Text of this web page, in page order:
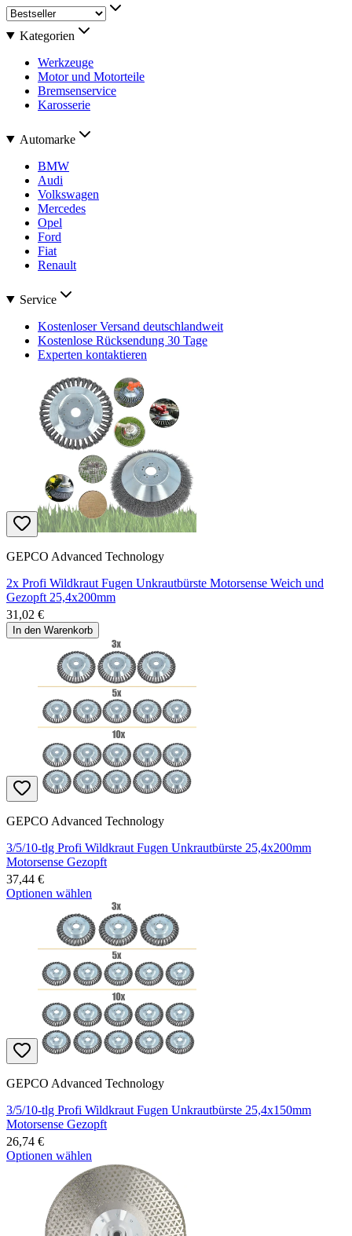
Kategorien
Werkzeuge
Motor und Motorteile
Bremsenservice
Karosserie
Automarke
BMW
Audi
Volkswagen
Mercedes
Opel
Ford
Fiat
Renault
Service
Kostenloser Versand deutschlandweit
Kostenlose Rücksendung 30 Tage
Experten kontaktieren
GEPCO Advanced Technology
2x Profi Wildkraut Fugen Unkrautbürste Motorsense Weich und
Gezopft 25,4x200mm
31,02 €
In den Warenkorb
GEPCO Advanced Technology
3/5/10-tlg Profi Wildkraut Fugen Unkrautbürste 25,4x200mm
Motorsense Gezopft
37,44 €
Optionen wählen
GEPCO Advanced Technology
3/5/10-tlg Profi Wildkraut Fugen Unkrautbürste 25,4x150mm
Motorsense Gezopft
26,74 €
Optionen wählen